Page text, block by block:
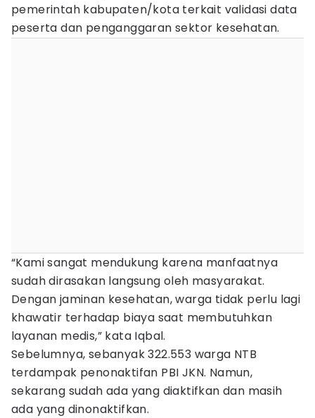
pemerintah kabupaten/kota terkait validasi data
peserta dan penganggaran sektor kesehatan.
“Kami sangat mendukung karena manfaatnya
sudah dirasakan langsung oleh masyarakat.
Dengan jaminan kesehatan, warga tidak perlu lagi
khawatir terhadap biaya saat membutuhkan
layanan medis,” kata Iqbal.
Sebelumnya, sebanyak 322.553 warga NTB
terdampak penonaktifan PBI JKN. Namun,
sekarang sudah ada yang diaktifkan dan masih
ada yang dinonaktifkan.